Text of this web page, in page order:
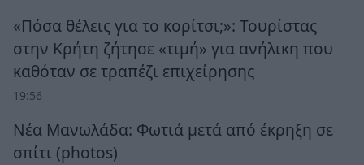
«Πόσα θέλεις για το κορίτσι;»: Τουρίστας
στην Κρήτη ζήτησε «τιμή» για ανήλικη που
καθόταν σε τραπέζι επιχείρησης
19:56
Νέα Μανωλάδα: Φωτιά μετά από έκρηξη σε
σπίτι (photos)